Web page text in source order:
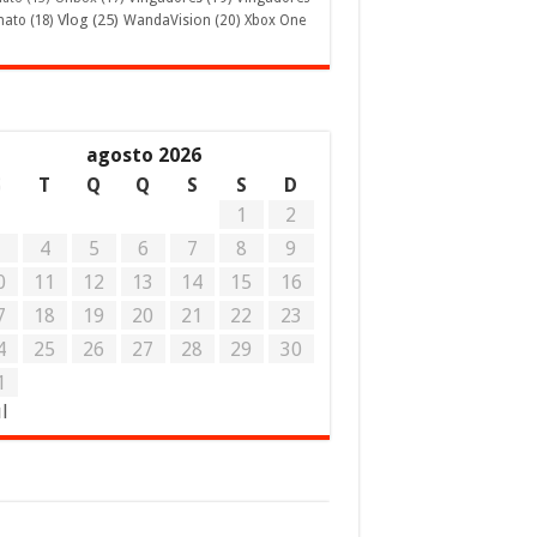
(18) Vlog (25) WandaVision (20) Xbox One
agosto 2026
T Q Q S S
D
1
2
4 5 6 7 8
9
11 12 13 14 15
16
18 19 20 21 22
23
25 26 27 28 29
30